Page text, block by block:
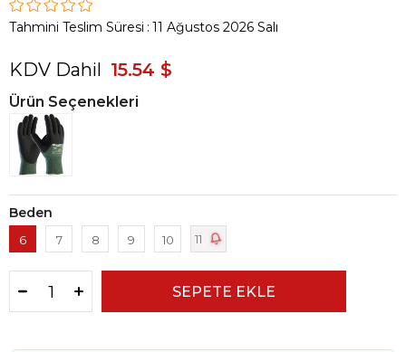
Tahmini Teslim Süresi : 11 Ağustos 2026 Salı
KDV Dahil 15.54 $
Ürün Seçenekleri
Beden
6 7 8 9 10 11